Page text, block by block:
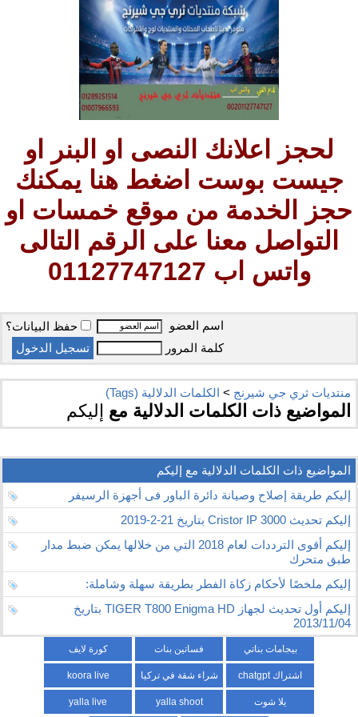
لحجز اعلانك النصى او البنر او
جيست بوست اضغط هنا يمكنك
حجز الخدمة من موقع خمسات او
التواصل معنا على الرقم التالى
واتس اب 01127747127
اسم العضو
حفظ البيانات؟
كلمة المرور
منتديات ثري جي شيرنج > الكلمات الدلالية (Tags)
المواضيع ذات الكلمات الدلالية مع إليكم
المواضيع ذات الكلمات الدلالية مع إليكم
إليكم طريقة إصلاح وصيانة دائرة الباور فى أجهزة الرسيفر
إليكم تحديث Cristor IP 3000 بتاريخ 21-2-2019
إليكم أقوى الترددات لعام 2018 التي من خلالها يمكن ضبط مدار
طبق متحرك
إليكم ملخصًا لأحكام زكاة الفطر بطريقة سهلة وشاملة:
إليكم أول تحديث لجهاز TIGER T800 Enigma HD بتاريخ
2013/11/04
بيجامات بناتي فساتين بنات كورة لايف
اشتراك chatgpt شراء شقة في تركيا koora live
يلا شوت yalla shoot
yalla live